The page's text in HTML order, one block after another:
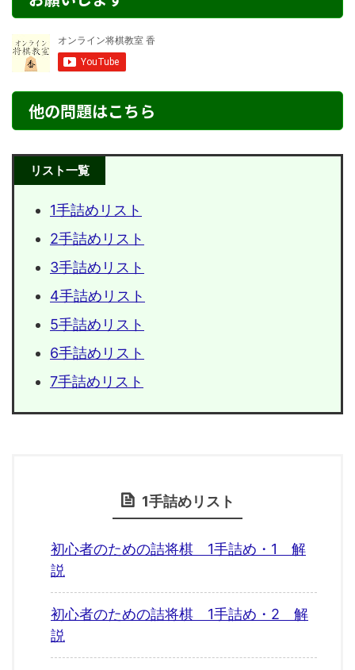
他の問題はこちら
リスト一覧
1手詰めリスト
2手詰めリスト
3手詰めリスト
4手詰めリスト
5手詰めリスト
6手詰めリスト
7手詰めリスト
1手詰めリスト
初心者のための詰将棋 1手詰め・1 解
説
初心者のための詰将棋 1手詰め・2 解
説